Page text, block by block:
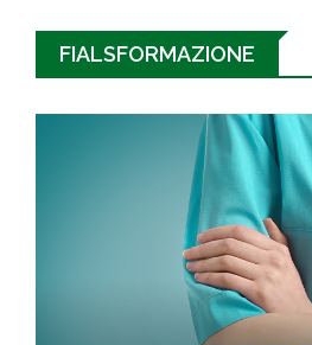
FIALSFORMAZIONE